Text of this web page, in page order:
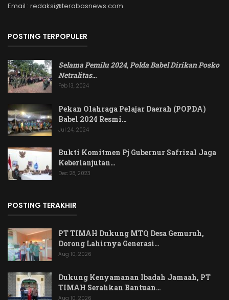
Email : redaksi@terabasnews.com
POSTING TERPOPULER
Selama Pemilu 2024, Polda Babel Dirikan Posko
Netralitas…
Feb 13, 2024
Pekan Olahraga Pelajar Daerah (POPDA)
Babel 2024 Resmi…
Jul 24, 2024
Bukti Komitmen Pj Gubernur Safrizal Jaga
Keberlanjutan…
Dec 28, 2023
POSTING TERAKHIR
PT TIMAH Dukung MTQ Desa Gemuruh,
Dorong Lahirnya Generasi…
Aug 10, 2026
Dukung Kenyamanan Ibadah Jamaah, PT
TIMAH Serahkan Bantuan…
Aug 10, 2026